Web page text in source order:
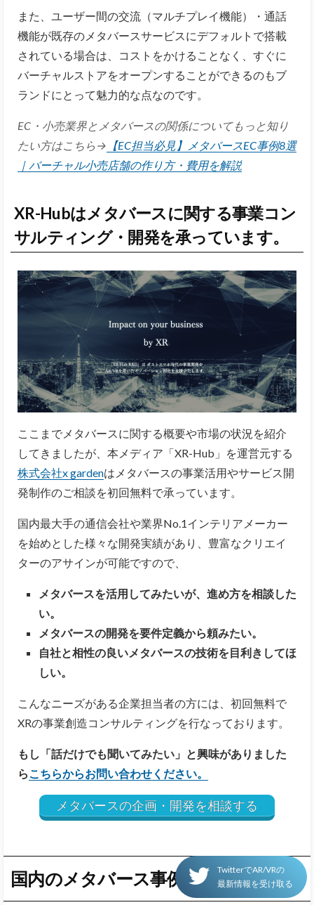
また、ユーザー間の交流（マルチプレイ機能）・通話
機能が既存のメタバースサービスにデフォルトで搭載
されている場合は、コストをかけることなく、すぐに
バーチャルストアをオープンすることができるのもブ
ランドにとって魅力的な点なのです。
EC・小売業界とメタバースの関係についてもっと知り
たい方はこちら→ 【EC担当必見】メタバースEC事例8選
｜バーチャル小売店舗の作り方・費用を解説
XR-Hubはメタバースに関する事業コン
サルティング・開発を承っています。
ここまでメタバースに関する概要や市場の状況を紹介
してきましたが、本メディア「XR-Hub」を運営元する
株式会社x gardenはメタバースの事業活用やサービス開
発制作のご相談を初回無料で承っています。
国内最大手の通信会社や業界No.1インテリアメーカー
を始めとした様々な開発実績があり、豊富なクリエイ
ターのアサインが可能ですので、
メタバースを活用してみたいが、進め方を相談した
い。
メタバースの開発を要件定義から頼みたい。
自社と相性の良いメタバースの技術を目利きしてほ
しい。
こんなニーズがある企業担当者の方には、初回無料で
XRの事業創造コンサルティングを行なっております。
もし「話だけでも聞いてみたい」と興味がありました
らこちらからお問い合わせください。
メタバースの企画・開発を相談する
国内のメタバース事例
TwitterでAR/VRの
最新情報を受け取る